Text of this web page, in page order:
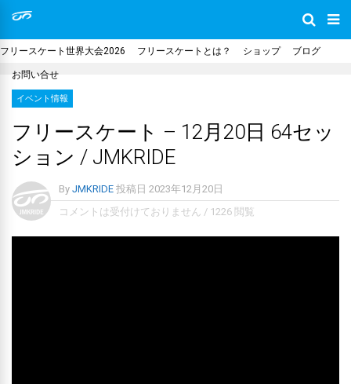
フリースケート世界大会2026 フリースケートとは？ ショップ ブログ
お問い合せ
イベント情報
フリースケート – 12月20日 64セッ
ション / JMKRIDE
By JMKRIDE 投稿日 2023年12月20日
コメントは受付けておりません / 1226 閲覧